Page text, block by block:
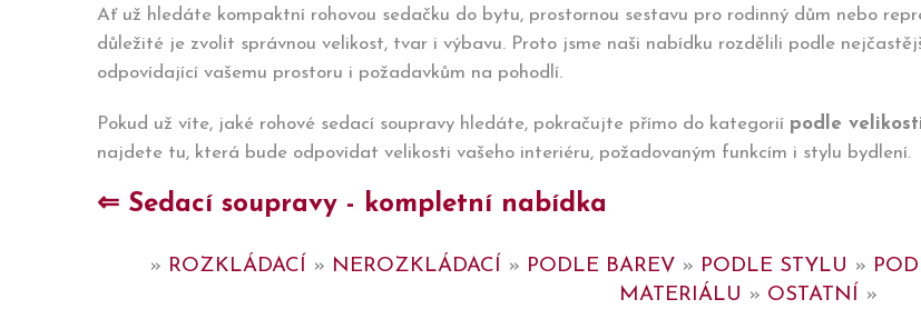
Ať už hledáte kompaktní rohovou sedačku do bytu, prostornou sestavu pro rodinný dům nebo
důležité je zvolit správnou velikost, tvar i výbavu. Proto jsme naši nabídku rozdělili podle
odpovídající vašemu prostoru i požadavkům na pohodlí.
Pokud už víte, jaké rohové sedací soupravy hledáte, pokračujte přímo do kategorií podle
najdete tu, která bude odpovídat velikosti vašeho interiéru, požadovaným funkcím i stylu bydlení.
⇐ Sedací soupravy - kompletní nabídka
» ROZKLÁDACÍ » NEROZKLÁDACÍ » PODLE BAREV » PODLE STYLU »
MATERIÁLU » OSTATNÍ »